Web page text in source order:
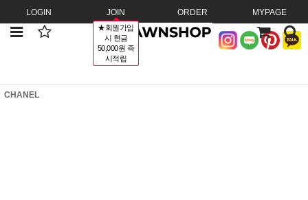
LOGIN JOIN
★회원가입
시 현금
50,000원 즉
시적립
ORDER MYPAGE
CHANEL